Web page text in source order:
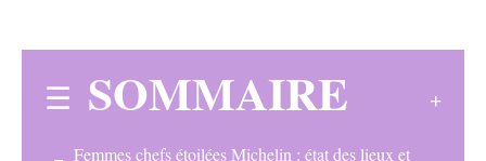
SOMMAIRE
Femmes chefs étoilées Michelin : état des lieux et